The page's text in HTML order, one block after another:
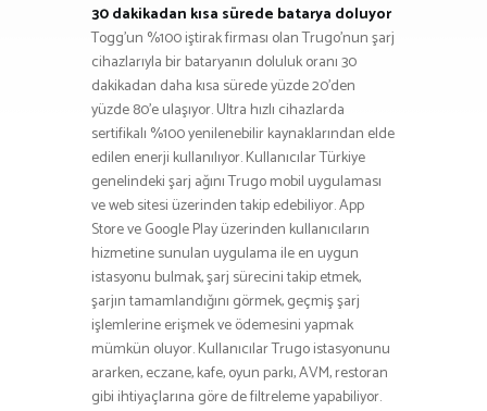
30 dakikadan kısa sürede batarya doluyor
Togg’un %100 iştirak firması olan Trugo’nun şarj
cihazlarıyla bir bataryanın doluluk oranı 30
dakikadan daha kısa sürede yüzde 20’den
yüzde 80’e ulaşıyor. Ultra hızlı cihazlarda
sertifikalı %100 yenilenebilir kaynaklarından elde
edilen enerji kullanılıyor. Kullanıcılar Türkiye
genelindeki şarj ağını Trugo mobil uygulaması
ve web sitesi üzerinden takip edebiliyor. App
Store ve Google Play üzerinden kullanıcıların
hizmetine sunulan uygulama ile en uygun
istasyonu bulmak, şarj sürecini takip etmek,
şarjın tamamlandığını görmek, geçmiş şarj
işlemlerine erişmek ve ödemesini yapmak
mümkün oluyor. Kullanıcılar Trugo istasyonunu
ararken, eczane, kafe, oyun parkı, AVM, restoran
gibi ihtiyaçlarına göre de filtreleme yapabiliyor.